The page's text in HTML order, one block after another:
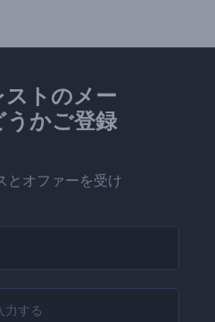
トのメー
かご登録
とオファーを受け